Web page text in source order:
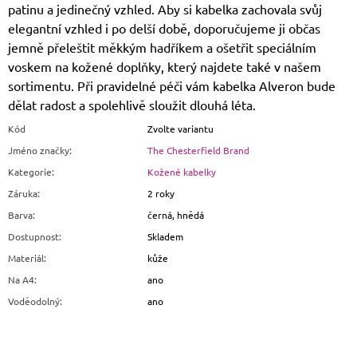
patinu a jedinečný vzhled. Aby si kabelka zachovala svůj
elegantní vzhled i po delší době, doporučujeme ji občas
jemně přeleštit měkkým hadříkem a ošetřit speciálním
voskem na kožené doplňky, který najdete také v našem
sortimentu. Při pravidelné péči vám kabelka Alveron bude
dělat radost a spolehlivě sloužit dlouhá léta.
Kód
Zvolte variantu
Jméno značky:
The Chesterfield Brand
Kategorie:
Kožené kabelky
Záruka:
2 roky
Barva:
černá, hnědá
Dostupnost:
Skladem
Materiál:
kůže
Na A4:
ano
Voděodolný: ano